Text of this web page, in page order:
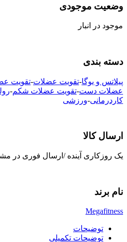
وضعیت موجودی
موجود در انبار
دسته بندی
پیلاتس و یوگا-تقویت عضلات-تقویت
عضلات دست-تقویت عضلات شکم-
کاردرمانی-ورزشی
ارسال کالا
یک روزکاری آینده /ارسال فوری در
نام برند
Megafitness
توضیحات
توضیحات تکمیلی